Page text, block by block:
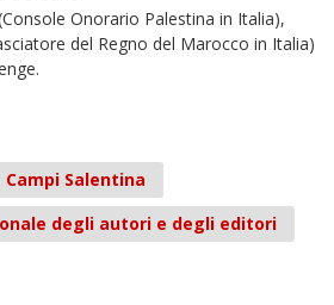
Onorario Palestina in Italia),
del Regno del Marocco in Italia)
Campi Salentina
degli autori e degli editori